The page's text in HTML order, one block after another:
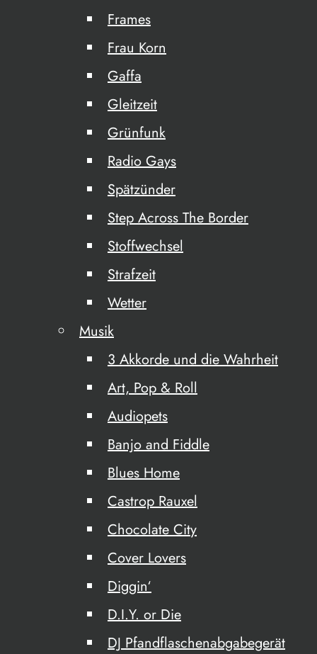
Frames
Frau Korn
Gaffa
Gleitzeit
Grünfunk
Radio Gays
Spätzünder
Step Across The Border
Stoffwechsel
Strafzeit
Wetter
Musik
3 Akkorde und die Wahrheit
Art, Pop & Roll
Audiopets
Banjo and Fiddle
Blues Home
Castrop Rauxel
Chocolate City
Cover Lovers
Diggin‘
D.I.Y. or Die
DJ Pfandflaschenabgabegerät